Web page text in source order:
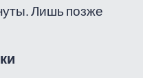
Лишь позже